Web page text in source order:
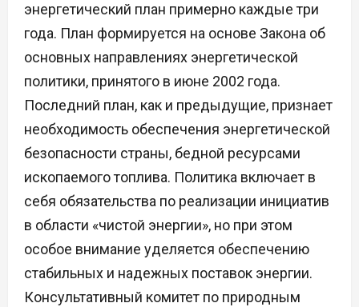
энергетический план примерно каждые три
года. План формируется на основе Закона об
основных направлениях энергетической
политики, принятого в июне 2002 года.
Последний план, как и предыдущие, признает
необходимость обеспечения энергетической
безопасности страны, бедной ресурсами
ископаемого топлива. Политика включает в
себя обязательства по реализации инициатив
в области «чистой энергии», но при этом
особое внимание уделяется обеспечению
стабильных и надежных поставок энергии.
Консультативный комитет по природным